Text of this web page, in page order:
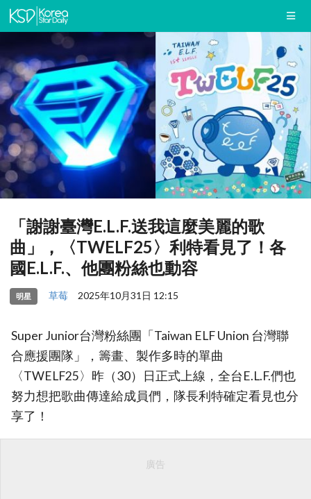
「謝謝臺灣E.L.F.送我這麼美麗的歌
曲」，〈TWELF25〉利特看見了！各
國E.L.F.、他團粉絲也動容
明星 草莓 2025年10月31日 12:15
Super Junior台灣粉絲團「Taiwan ELF Union 台灣聯
合應援團隊」，籌畫、製作多時的單曲
〈TWELF25〉昨（30）日正式上線，全台E.L.F.們也
努力想把歌曲傳達給成員們，隊長利特確定看見也分
享了！
廣告